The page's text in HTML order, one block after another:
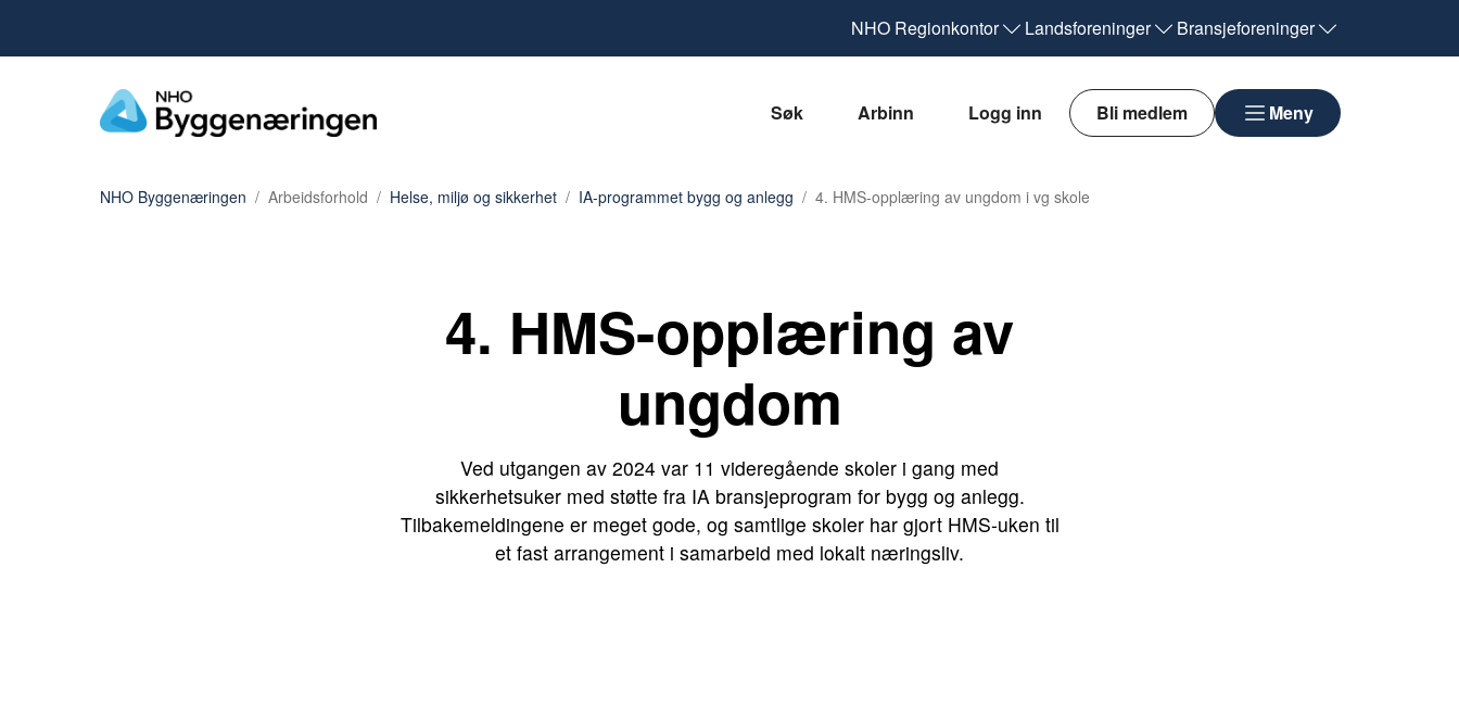
NHO Regionkontor Landsforeninger Bransjeforeninger
Søk Arbinn Logg inn Bli medlem Meny
NHO Byggenæringen Arbeidsforhold Helse, miljø og sikkerhet IA-programmet bygg og anlegg 4. HMS-opplæring av ungdom i vg skole
4. HMS-opplæring av
ungdom
Ved utgangen av 2024 var 11 videregående skoler i gang med
sikkerhetsuker med støtte fra IA bransjeprogram for bygg og anlegg.
Tilbakemeldingene er meget gode, og samtlige skoler har gjort HMS-uken til
et fast arrangement i samarbeid med lokalt næringsliv.